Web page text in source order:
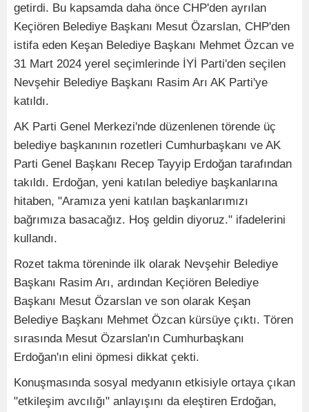
getirdi. Bu kapsamda daha önce CHP'den ayrılan
Keçiören Belediye Başkanı Mesut Özarslan, CHP'den
istifa eden Keşan Belediye Başkanı Mehmet Özcan ve
31 Mart 2024 yerel seçimlerinde İYİ Parti'den seçilen
Nevşehir Belediye Başkanı Rasim Arı AK Parti'ye
katıldı.
AK Parti Genel Merkezi'nde düzenlenen törende üç
belediye başkanının rozetleri Cumhurbaşkanı ve AK
Parti Genel Başkanı Recep Tayyip Erdoğan tarafından
takıldı. Erdoğan, yeni katılan belediye başkanlarına
hitaben, "Aramıza yeni katılan başkanlarımızı
bağrımıza basacağız. Hoş geldin diyoruz." ifadelerini
kullandı.
Rozet takma töreninde ilk olarak Nevşehir Belediye
Başkanı Rasim Arı, ardından Keçiören Belediye
Başkanı Mesut Özarslan ve son olarak Keşan
Belediye Başkanı Mehmet Özcan kürsüye çıktı. Tören
sırasında Mesut Özarslan'ın Cumhurbaşkanı
Erdoğan'ın elini öpmesi dikkat çekti.
Konuşmasında sosyal medyanın etkisiyle ortaya çıkan
"etkileşim avcılığı" anlayışını da eleştiren Erdoğan,